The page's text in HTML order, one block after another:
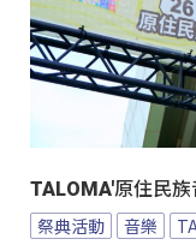
TALOMA'原住民
祭典活動 音樂